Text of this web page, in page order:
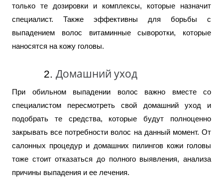
только те дозировки и комплексы, которые назначит
специалист. Также эффективны для борьбы с
выпадением волос витаминные сыворотки, которые
наносятся на кожу головы.
Домашний уход
При обильном выпадении волос важно вместе со
специалистом пересмотреть свой домашний уход и
подобрать те средства, которые будут полноценно
закрывать все потребности волос на данный момент. От
салонных процедур и домашних пилингов кожи головы
тоже стоит отказаться до полного выявления, анализа
причины выпадения и ее лечения.